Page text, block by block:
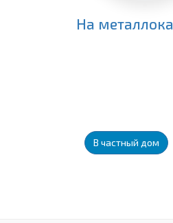
На
В частный дом